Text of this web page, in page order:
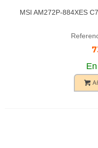
MSI AM272P-884XES